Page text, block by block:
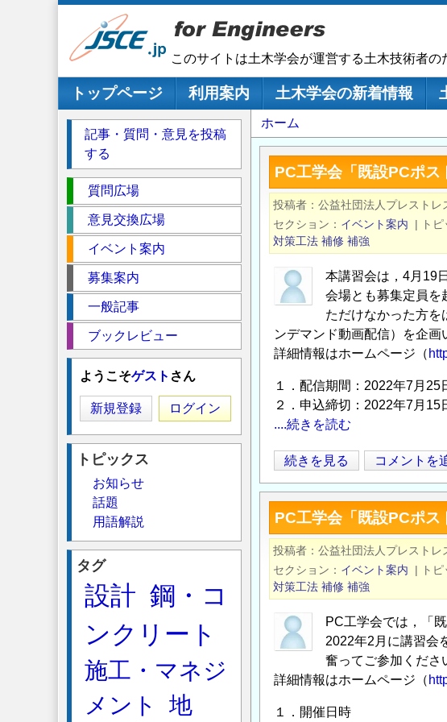
このサイトは土木学会が運営する土木技術者の
メインナビゲーション
トップページ 利用案内 土木学会の新着情報
パ
ン
く
ず
ホーム
PC工学会「既設PCポ
投稿者 公益社団法人プレストレ
セクション
イベント案内 | ト
対策工法 補修 補強
本講習会は，4月19
会場とも募集定員を
ただけなかった方を
ンデマンド動画配信）を企画
詳細情報はホームページ（
１．配信期間：2022年7月
２．申込締切：2022年7月15
....続きを読む
PC
工
学
会
「既
PC
ポ
ス
ト
ン
続きを見る コメントを
PC工学会「既設PCポ
投稿者 公益社団法人プレストレ
セクション
イベント案内 | ト
対策工法 補修 補強
PC工学会では，「
2022年2月に講習会
奮ってご参加くださ
詳細情報はホームページ（
１．開催日時
記事・質問・意見を投稿
する
ク
シ
質問広場
意見交換広場
イベント案内
募集案内
一般記事
ブックレビュー
ようこそゲスト さん
新規登録 ログイン
トピックス
お知らせ
話題
用語解説
タグ
設計 鋼・コ
ンクリート
施工・マネジ
メント
地